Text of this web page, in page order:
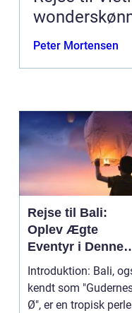
Peter Mortensen
Rejse til Bali:
Oplev Ægte
Eventyr i Denne
Indonesiske
Drømmedestinatio
n
Introduktion: Bali, også
kendt som
Ø", er en tropisk perle